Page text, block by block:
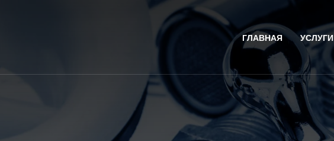
ГЛАВНАЯ УСЛУГИ